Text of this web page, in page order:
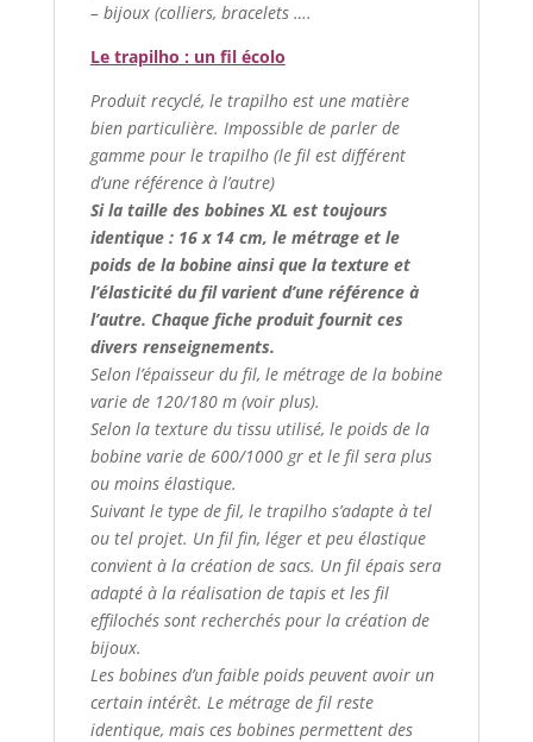
– bijoux (colliers, bracelets ….
Le trapilho : un fil écolo
Produit recyclé, le trapilho est une matière
bien particulière. Impossible de parler de
gamme pour le trapilho (le fil est différent
d’une référence à l’autre)
Si la taille des bobines XL est toujours
identique : 16 x 14 cm, le métrage et le
poids de la bobine ainsi que la texture et
l’élasticité du fil varient d’une référence à
l’autre. Chaque fiche produit fournit ces
divers renseignements.
Selon l’épaisseur du fil, le métrage de la bobine
varie de 120/180 m (voir plus).
Selon la texture du tissu utilisé, le poids de la
bobine varie de 600/1000 gr et le fil sera plus
ou moins élastique.
Suivant le type de fil, le trapilho s’adapte à tel
ou tel projet. Un fil fin, léger et peu élastique
convient à la création de sacs. Un fil épais sera
adapté à la réalisation de tapis et les fil
effilochés sont recherchés pour la création de
bijoux.
Les bobines d’un faible poids peuvent avoir un
certain intérêt. Le métrage de fil reste
identique, mais ces bobines permettent des